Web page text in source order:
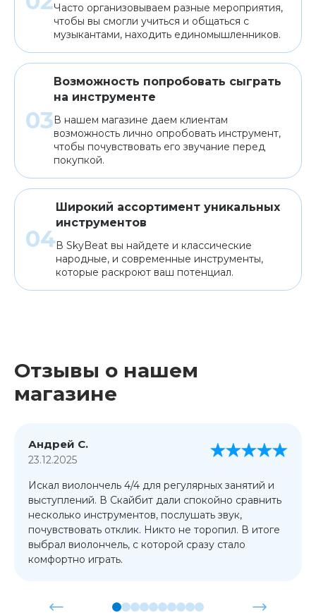
Часто организовываем разные мероприятия,
чтобы вы смогли учиться и общаться с
музыкантами, находить единомышленников.
Возможность попробовать сыграть
на инструменте
В нашем магазине даем клиентам
возможность лично опробовать инструмент,
чтобы почувствовать его звучание перед
покупкой.
Широкий ассортимент уникальных
инструментов
В SkyBeat вы найдете и классические
народные, и современные инструменты,
которые раскроют ваш потенциал.
Отзывы о нашем
магазине
Андрей С.
23.12.2025
Искал виолончель 4/4 для регулярных занятий и
выступлений. В Скайбит дали спокойно сравнить
несколько инструментов, послушать звук,
почувствовать отклик. Никто не торопил. В итоге
выбрал виолончель, с которой сразу стало
комфортно играть.